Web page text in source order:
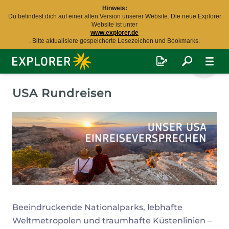
Hinweis:
Du befindest dich auf einer alten Version unserer Website. Die neue Explorer
Website ist unter
www.explorer.de
. Bitte aktualisiere gespeicherte Lesezeichen und Bookmarks.
Explorer
Fernreisen
USA Rundreisen
Beeindruckende Nationalparks, lebhafte
Weltmetropolen und traumhafte Küstenlinien –